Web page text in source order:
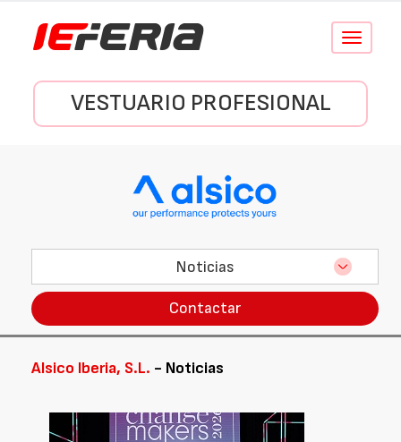
Conmutar
VESTUARIO PROFESIONAL
Noticias
Contactar
Alsico Iberia, S.L. - Noticias